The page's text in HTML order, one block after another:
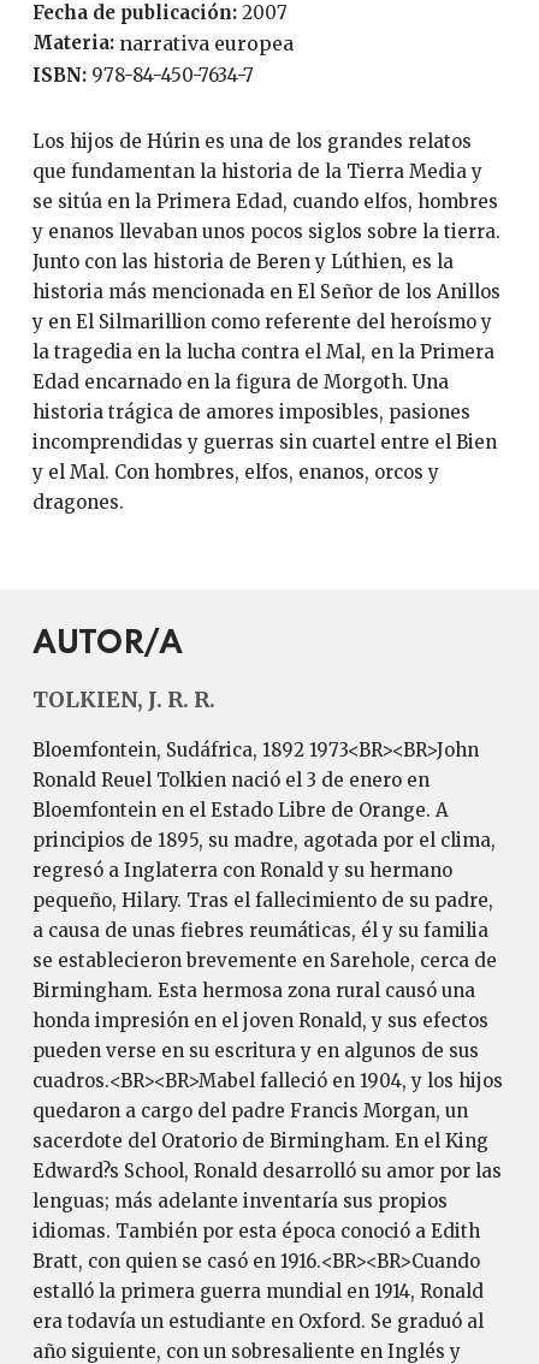
Fecha de publicación:
2007
Materia: narrativa europea
ISBN: 978-84-450-7634-7
Los hijos de Húrin es una de los grandes relatos
que fundamentan la historia de la Tierra Media y
se sitúa en la Primera Edad, cuando elfos, hombres
y enanos llevaban unos pocos siglos sobre la tierra.
Junto con las historia de Beren y Lúthien, es la
historia más mencionada en El Señor de los Anillos
y en El Silmarillion como referente del heroísmo y
la tragedia en la lucha contra el Mal, en la Primera
Edad encarnado en la figura de Morgoth. Una
historia trágica de amores imposibles, pasiones
incomprendidas y guerras sin cuartel entre el Bien
y el Mal. Con hombres, elfos, enanos, orcos y
dragones.
AUTOR/A
TOLKIEN, J. R. R.
Bloemfontein, Sudáfrica, 1892 1973<BR><BR>John
Ronald Reuel Tolkien nació el 3 de enero en
Bloemfontein en el Estado Libre de Orange. A
principios de 1895, su madre, agotada por el clima,
regresó a Inglaterra con Ronald y su hermano
pequeño, Hilary. Tras el fallecimiento de su padre,
a causa de unas fiebres reumáticas, él y su familia
se establecieron brevemente en Sarehole, cerca de
Birmingham. Esta hermosa zona rural causó una
honda impresión en el joven Ronald, y sus efectos
pueden verse en su escritura y en algunos de sus
cuadros.<BR><BR>Mabel falleció en 1904, y los hijos
quedaron a cargo del padre Francis Morgan, un
sacerdote del Oratorio de Birmingham. En el King
Edward?s School, Ronald desarrolló su amor por las
lenguas; más adelante inventaría sus propios
idiomas. También por esta época conoció a Edith
Bratt, con quien se casó en 1916.<BR><BR>Cuando
estalló la primera guerra mundial en 1914, Ronald
era todavía un estudiante en Oxford. Se graduó al
año siguiente, con un sobresaliente en Inglés y